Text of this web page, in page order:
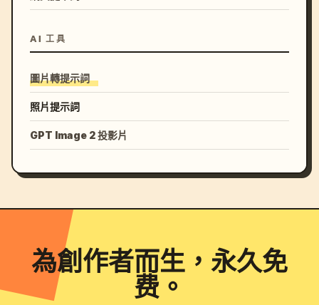
AI 工具
圖片轉提示詞
照片提示詞
GPT Image 2 投影片
為創作者而生，永久免
费。